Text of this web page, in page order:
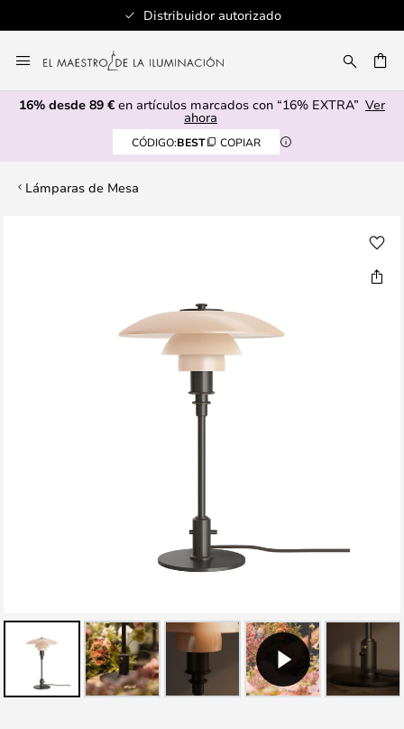
Distribuidor autorizado
al
contenido
16% desde 89 € en artículos marcados con “16% EXTRA” Ver
ahora
CÓDIGO:BEST COPIAR
Lámparas de Mesa